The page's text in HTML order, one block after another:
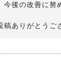
今後の改善に努
稿ありがとうご